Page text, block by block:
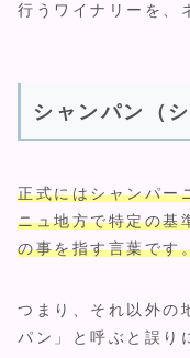
行うワイナリーを、
シャンパン（
正式にはシャンパ
ニュ地方で特定の基
の事を指す言葉です
つまり、それ以外の
パン」と呼ぶと誤り